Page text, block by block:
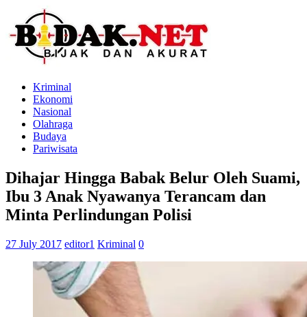
Kriminal
Ekonomi
Nasional
Olahraga
Budaya
Pariwisata
Dihajar Hingga Babak Belur Oleh Suami,
Ibu 3 Anak Nyawanya Terancam dan
Minta Perlindungan Polisi
27 July 2017 editor1 Kriminal 0